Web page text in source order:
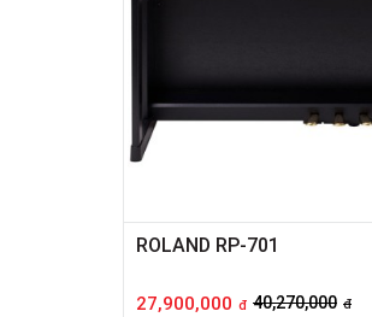
ROLAND RP-701
27,900,000 đ 40,270,000 đ